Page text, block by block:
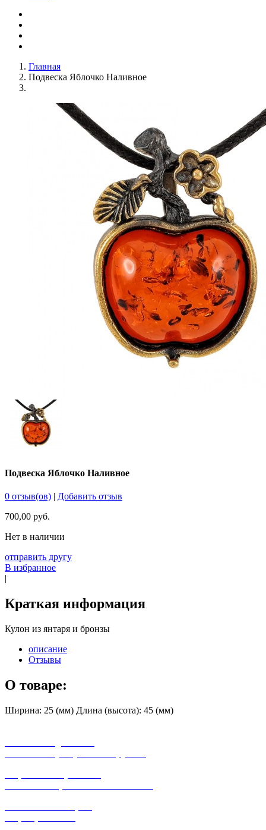
Главная
Подвеска Яблочко Наливное
Подвеска Яблочко Наливное
0 отзыв(ов) | Добавить отзыв
700,00 руб.
Нет в наличии
отправить другу
В избранное
|
Краткая информация
Кулон из янтаря и бронзы
описание
Отзывы
О товаре:
Ширина: 25 (мм) Длина (высота): 45 (мм)